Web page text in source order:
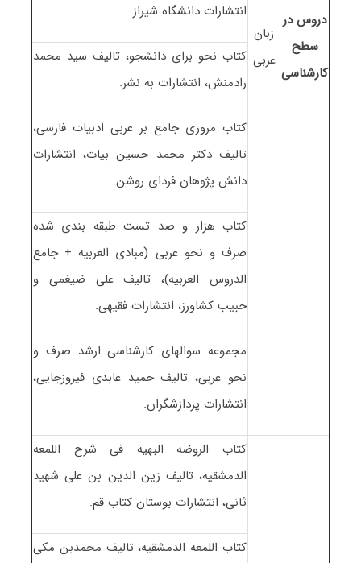
دروس در
سطح
کارشناسی
زبان
عربی
انتشارات دانشگاه شیراز.
کتاب نحو برای دانشجو، تالیف سید محمد
رادمنش، انتشارات به نشر.
کتاب مروری جامع بر عربی ادبیات فارسی،
تالیف دکتر محمد حسین بیات، انتشارات
دانش پژوهان فردای روشن.
کتاب هزار و صد تست طبقه بندی شده
صرف و نحو عربی (مبادی العربیه + جامع
الدروس العربیه)، تالیف علی ضیغمی و
حبیب کشاورز، انتشارات فقیهی.
مجموعه سوالهای کارشناسی ارشد صرف و
نحو عربی، تالیف حمید عابدی فیروزجایی،
انتشارات پردازشگران.
کتاب الروضه البهیه فی شرح اللمعه
الدمشقیه، تالیف زین الدین بن علی شهید
ثانی، انتشارات بوستان کتاب قم.
کتاب اللمعه الدمشقیه، تالیف محمدبن مکی